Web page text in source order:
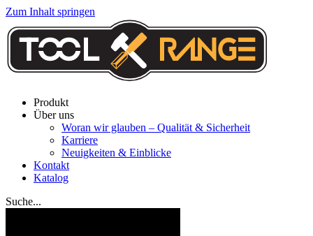
Zum Inhalt springen
Produkt
Über uns
Woran wir glauben – Qualität & Sicherheit
Karriere
Neuigkeiten & Einblicke
Kontakt
Katalog
Suche...